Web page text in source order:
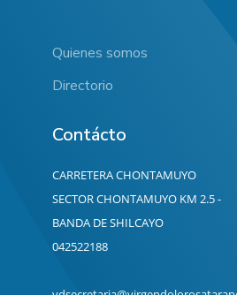
Quienes somos
Directorio
Contácto
CARRETERA CHONTAMUYO
SECTOR CHONTAMUYO KM 2.5 -
BANDA DE SHILCAYO
042522188